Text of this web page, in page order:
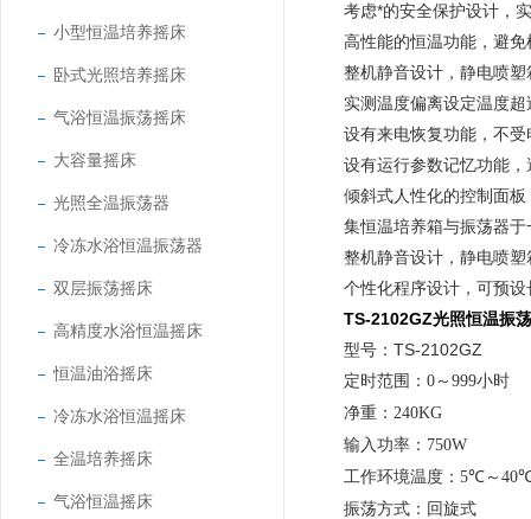
小型恒温培养摇床
卧式光照培养摇床
气浴恒温振荡摇床
大容量摇床
光照全温振荡器
冷冻水浴恒温振荡器
双层振荡摇床
高精度水浴恒温摇床
恒温油浴摇床
冷冻水浴恒温摇床
全温培养摇床
气浴恒温摇床
考虑*的安全保护设计，
高性能的恒温功能，避
整机静音设计，静电喷
实测温度偏离设定温度
设有来电恢复功能，不
设有运行参数记忆功能
倾斜式人性化的控制面
集恒温培养箱与振荡器
整机静音设计，静电喷
个性化程序设计，可预
TS-2102GZ光照恒温振
型号：TS-2102GZ
定时范围： 0～999小时
净重： 240KG
输入功率： 750W
工作环境温度： 5℃～
振荡方式： 回旋式